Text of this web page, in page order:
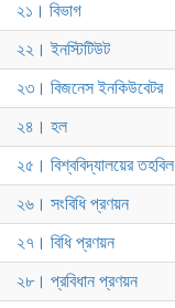
২১। বিভাগ
২২। ইনস্টিটিউট
২৩। বিজনেস ইনকিউবেটর
২৪। হল
২৫। বিশ্ববিদ্যালয়ের তহবিল
২৬। সংবিধি প্রণয়ন
২৭। বিধি প্রণয়ন
২৮। প্রবিধান প্রণয়ন